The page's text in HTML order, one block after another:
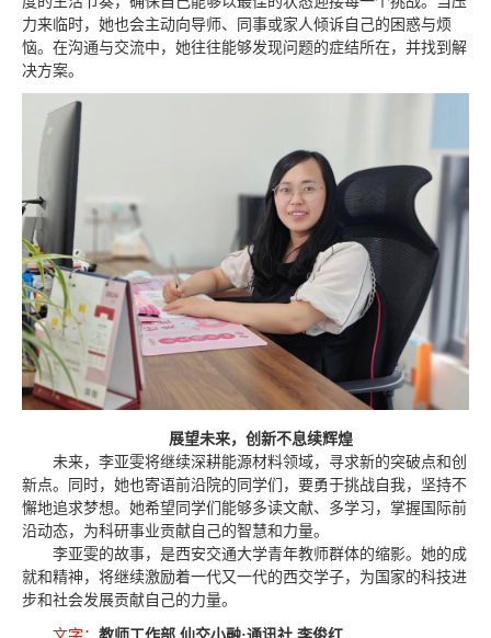
力来临时，她也会主动向导师、同事或家人倾诉自己的困惑与烦
恼。在沟通与交流中，她往往能够发现问题的症结所在，并找到解
决方案。
展望未来，创新不息续辉煌
未来，李亚雯将继续深耕能源材料领域，寻求新的突破点和创
新点。同时，她也寄语前沿院的同学们，要勇于挑战自我，坚持不
懈地追求梦想。她希望同学们能够多读文献、多学习，掌握国际前
沿动态，为科研事业贡献自己的智慧和力量。
李亚雯的故事，是西安交通大学青年教师群体的缩影。她的成
就和精神，将继续激励着一代又一代的西交学子，为国家的科技进
步和社会发展贡献自己的力量。